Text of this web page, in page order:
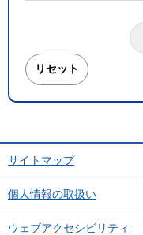
サイトマップ
個人情報の取扱い
ウェブアクセシビリティ